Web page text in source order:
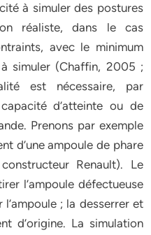
à simuler des postures
réaliste, dans le cas
avec le minimum
simuler (Chaffin, 2005 ;
est nécessaire, par
d’atteinte ou de
Prenons par exemple
d’une ampoule de phare
Renault). Le
l’ampoule défectueuse
; la desserrer et
d’origine. La simulation